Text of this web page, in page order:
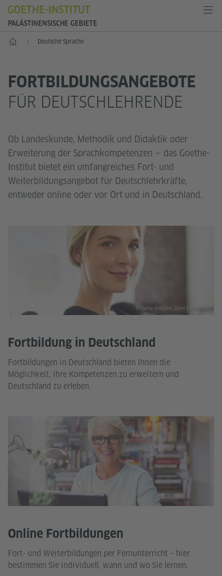
PALÄSTINENSISCHE GEBIETE
Start Deutsche Sprache
FORTBILDUNGSANGEBOTE
FÜR DEUTSCHLEHRENDE
Ob Landeskunde, Methodik und Didaktik oder
Erweiterung der Sprachkompetenzen — das Goethe-
Institut bietet ein umfangreiches Fort- und
Weiterbildungsangebot für Deutschlehrkräfte,
entweder online oder vor Ort und in Deutschland.
Fortbildung in Deutschland
Fortbildungen in Deutschland bieten Ihnen die
Möglichkeit, Ihre Kompetenzen zu erweitern und
Deutschland zu erleben.
© Getty-Images, Sam Edwards
Online Fortbildungen
Fort- und Weiterbildungen per Fernunterricht – hier
bestimmen Sie individuell, wann und wo Sie lernen.